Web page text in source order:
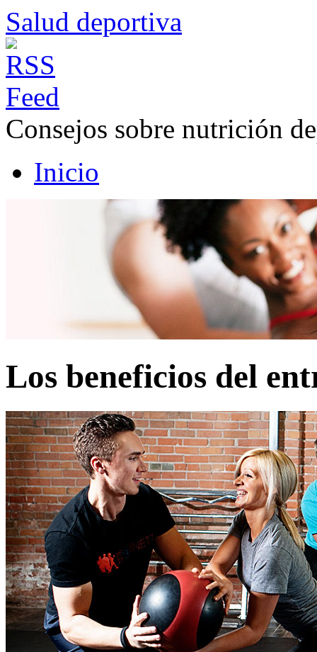
Salud deportiva
Consejos sobre nutrición
Inicio
Los beneficios del